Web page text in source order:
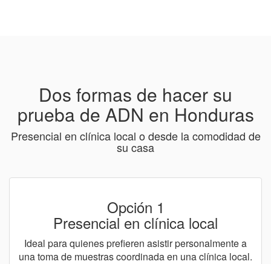
Dos formas de hacer su
prueba de ADN en Honduras
Presencial en clínica local o desde la comodidad de
su casa
Opción 1
Presencial en clínica local
Ideal para quienes prefieren asistir personalmente a
una toma de muestras coordinada en una clínica local.